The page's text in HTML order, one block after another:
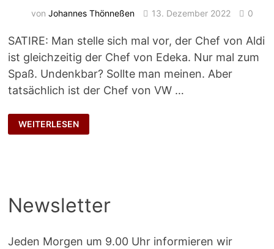
vonJohannes Thönneßen 13. Dezember 2022 0
SATIRE: Man stelle sich mal vor, der Chef von Aldi
ist gleichzeitig der Chef von Edeka. Nur mal zum
Spaß. Undenkbar? Sollte man meinen. Aber
tatsächlich ist der Chef von VW …
DOPPELROLLE
WEITERLESEN
Newsletter
Jeden Morgen um 9.00 Uhr informieren wir